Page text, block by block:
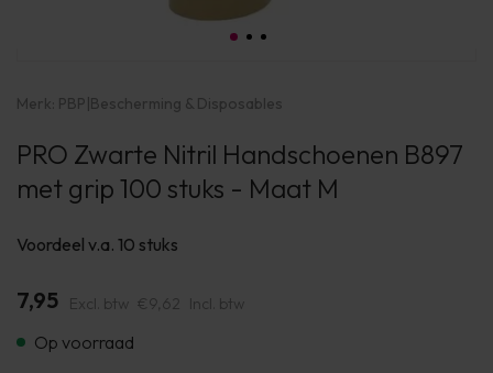
Merk: PBP|Bescherming & Disposables
PRO Zwarte Nitril Handschoenen B897
met grip 100 stuks - Maat M
Voordeel v.a. 10 stuks
7,95 Excl. btw €9,62 Incl. btw
Op voorraad